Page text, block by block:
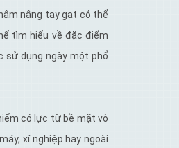
nâng tay gạt có thể
tìm hiểu về đặc điểm
sử dụng ngày một phổ
có lực từ bề mặt vô
xí nghiệp hay ngoài